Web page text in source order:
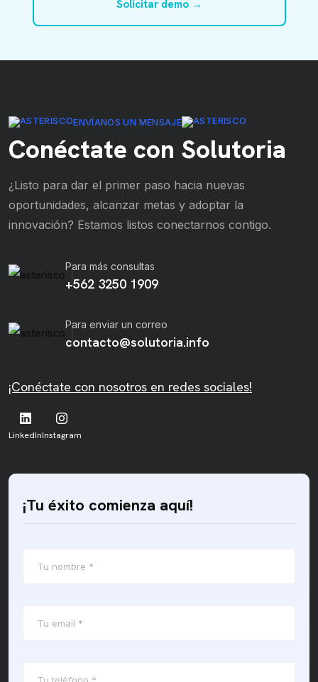
Solicitar demo →
ENVÍANOS UN MENSAJE
Conéctate con Solutoria
¿Listo para dar el primer paso hacia nuevas
oportunidades, alcanzar metas y adoptar la
innovación? Estamos listos conectarnos contigo.
Para más consultas
+562 3250 1909
Para enviar un correo
contacto@solutoria.info
¡Conéctate con nosotros en redes sociales!
LinkedInInstagram
¡Tu éxito comienza aquí!